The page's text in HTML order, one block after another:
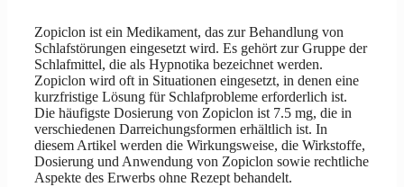
Zopiclon ist ein Medikament, das zur Behandlung von
Schlafstörungen eingesetzt wird. Es gehört zur Gruppe der
Schlafmittel, die als Hypnotika bezeichnet werden.
Zopiclon wird oft in Situationen eingesetzt, in denen eine
kurzfristige Lösung für Schlafprobleme erforderlich ist.
Die häufigste Dosierung von Zopiclon ist 7.5 mg, die in
verschiedenen Darreichungsformen erhältlich ist. In
diesem Artikel werden die Wirkungsweise, die Wirkstoffe,
Dosierung und Anwendung von Zopiclon sowie rechtliche
Aspekte des Erwerbs ohne Rezept behandelt.